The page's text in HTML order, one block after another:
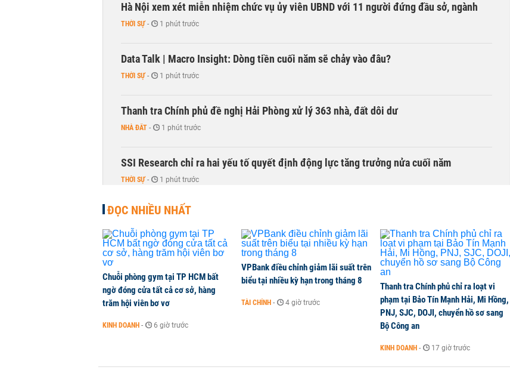
Hà Nội xem xét miễn nhiệm chức vụ ủy viên UBND với 11 người đứng đầu sở, ngành
THỜI SỰ - 1 phút trước
Data Talk | Macro Insight: Dòng tiền cuối năm sẽ chảy vào đâu?
THỜI SỰ - 1 phút trước
Thanh tra Chính phủ đề nghị Hải Phòng xử lý 363 nhà, đất dôi dư
NHÀ ĐẤT - 1 phút trước
SSI Research chỉ ra hai yếu tố quyết định động lực tăng trưởng nửa cuối năm
THỜI SỰ - 1 phút trước
Nhiều phòng trọ Hà Nội tăng giá
NHÀ ĐẤT - 1 phút trước
Ông Trump sắp có quyền tùy ý áp thuế 100% lên những đối tác thương mại hàng đầu?
QUỐC TẾ - 1 phút trước
ĐỌC NHIỀU NHẤT
Chuỗi phòng gym tại TP HCM bất
ngờ đóng cửa tất cả cơ sở, hàng
trăm hội viên bơ vơ
KINH DOANH - 6 giờ trước
VPBank điều chỉnh giảm lãi suất trên
biểu tại nhiều kỳ hạn trong tháng 8
TÀI CHÍNH - 4 giờ trước
Thanh tra Chính phủ chỉ ra loạt vi
phạm tại Bảo Tín Mạnh Hải, Mi Hồng,
PNJ, SJC, DOJI, chuyển hồ sơ sang
Bộ Công an
KINH DOANH - 17 giờ trước